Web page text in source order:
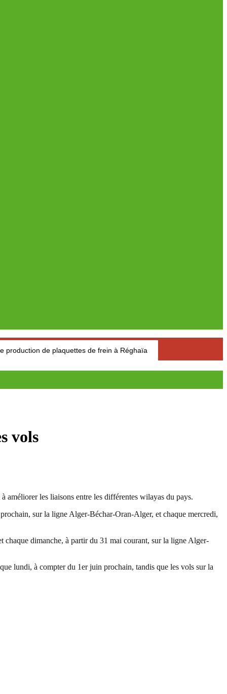
plaquettes de frein à Réghaïa Pétrole : Le prix du baril
vols
améliorer les liaisons entre les différentes wilayas du pays.
sur la ligne Alger-Béchar-Oran-Alger, et chaque mercredi,
chaque dimanche, à partir du 31 mai courant, sur la ligne Alger-
lundi, à compter du 1er juin prochain, tandis que les vols sur la